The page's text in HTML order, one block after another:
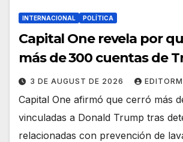
INTERNACIONAL POLÍTICA
Capital One revela por
más de 300 cuentas de
3 DE AUGUST DE 2026
Capital One afirmó que cerró más
vinculadas a Donald Trump tras
relacionadas con prevención de